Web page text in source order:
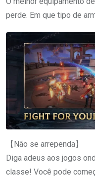
perde. Em que tipo de
【Não se arrependa】
Diga adeus aos jogos
classe! Você pode